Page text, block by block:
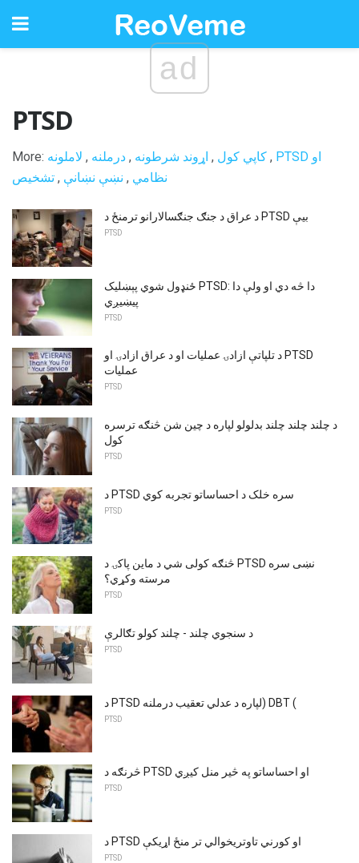
ad
PTSD
More: کاپي کول , اړوند شرطونه , درملنه , لاملونه , PTSD او
نظامي , نښې نښانې , تشخیص
د عراق د جنګ جنګسالارانو ترمنځ د PTSD بیې
PTSD
ځنډول شوي پېښلیک PTSD: دا څه دي او ولې دا
پیښیږي
PTSD
د تلپاتې ازادۍ عملیات او د عراق ازادۍ او PTSD
عملیات
PTSD
د چلند چلند چلند بدلولو لپاره د چین شن څنګه ترسره
کول
PTSD
د PTSD سره خلک د احساساتو تجربه کوي
PTSD
څنګه کولی شي د ماین پاکۍ د PTSD نښی سره
مرسته وکړي؟
PTSD
د سنجوي چلند - چلند کولو تګالرې
PTSD
د PTSD لپاره د عدلي تعقیب درملنه) DBT (
PTSD
څرنګه د PTSD او احساساتو په څیر منل کیږي
PTSD
د PTSD او کورني تاوتریخوالي تر منځ اړیکې
PTSD